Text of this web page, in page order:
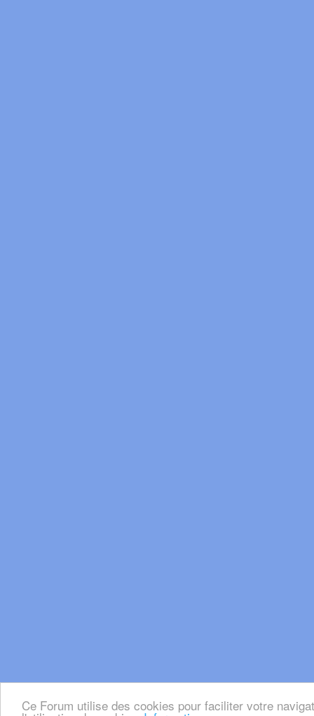
Ce Forum utilise des cookies pour faciliter votre